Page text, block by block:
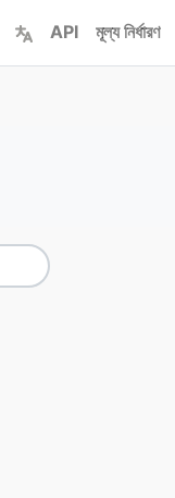
API মূল্য নির্ধারণ